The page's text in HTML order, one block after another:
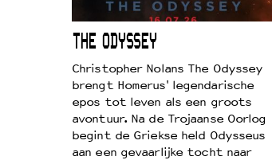
THE ODYSSEY
Christopher Nolans The Odyssey
brengt Homerus' legendarische
epos tot leven als een groots
avontuur. Na de Trojaanse Oorlog
begint de Griekse held Odysseus
aan een gevaarlijke tocht naar